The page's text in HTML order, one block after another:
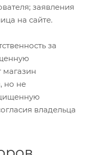
заявления
на сайте.
за
магазин
но не
владельца